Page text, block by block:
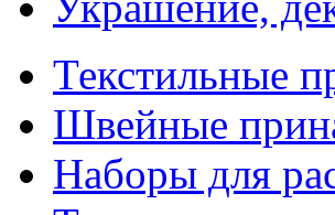
Текстильные
Швейные
Наборы для